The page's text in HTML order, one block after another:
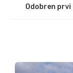
Odobren